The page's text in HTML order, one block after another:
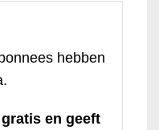
hebben
en geeft